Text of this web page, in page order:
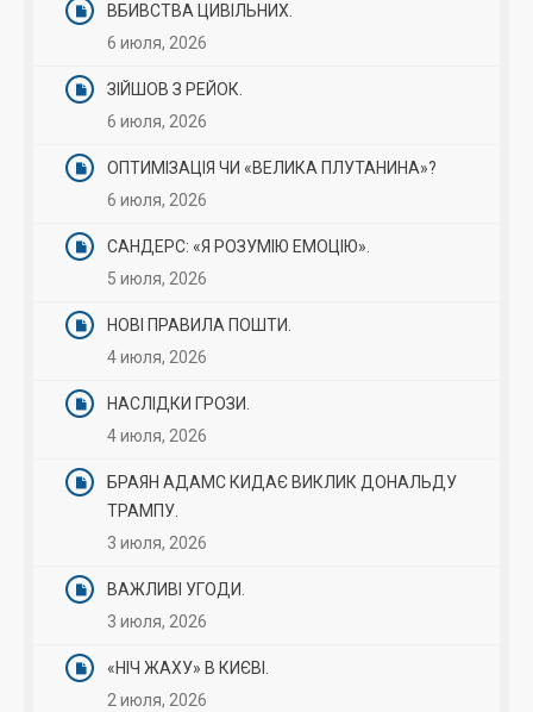
ВБИВСТВА ЦИВІЛЬНИХ.
6 июля, 2026
ЗІЙШОВ З РЕЙОК.
6 июля, 2026
ОПТИМІЗАЦІЯ ЧИ «ВЕЛИКА ПЛУТАНИНА»?
6 июля, 2026
САНДЕРС: «Я РОЗУМІЮ ЕМОЦІЮ».
5 июля, 2026
НОВІ ПРАВИЛА ПОШТИ.
4 июля, 2026
НАСЛІДКИ ГРОЗИ.
4 июля, 2026
БРАЯН АДАМС КИДАЄ ВИКЛИК ДОНАЛЬДУ
ТРАМПУ.
3 июля, 2026
ВАЖЛИВІ УГОДИ.
3 июля, 2026
«НІЧ ЖАХУ» В КИЄВІ.
2 июля, 2026